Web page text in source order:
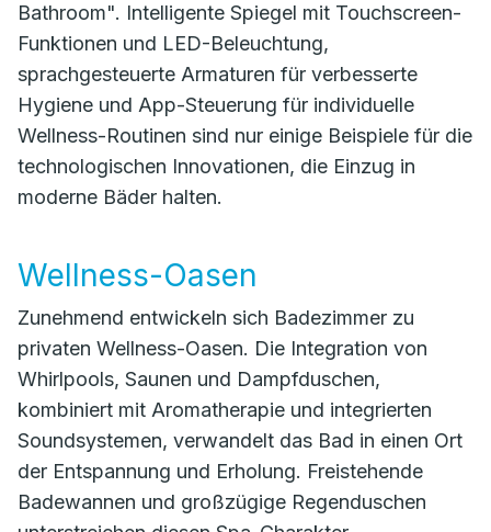
Bathroom". Intelligente Spiegel mit Touchscreen-
Funktionen und LED-Beleuchtung,
sprachgesteuerte Armaturen für verbesserte
Hygiene und App-Steuerung für individuelle
Wellness-Routinen sind nur einige Beispiele für die
technologischen Innovationen, die Einzug in
moderne Bäder halten.
Wellness-Oasen
Zunehmend entwickeln sich Badezimmer zu
privaten Wellness-Oasen. Die Integration von
Whirlpools, Saunen und Dampfduschen,
kombiniert mit Aromatherapie und integrierten
Soundsystemen, verwandelt das Bad in einen Ort
der Entspannung und Erholung. Freistehende
Badewannen und großzügige Regenduschen